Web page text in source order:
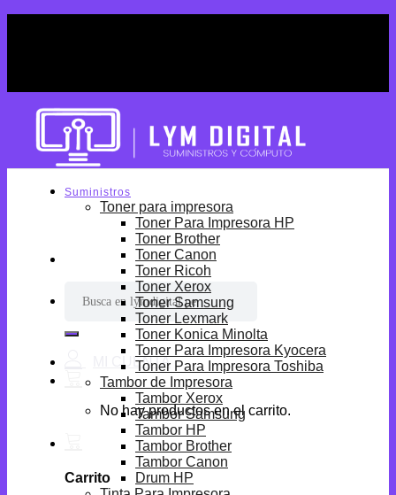
por:
No hay productos en el carrito.
Carrito
Suministros
Toner para impresora
Toner Para Impresora HP
Toner Brother
Toner Canon
Toner Ricoh
Toner Xerox
Toner Samsung
Toner Lexmark
Toner Konica Minolta
Toner Para Impresora Kyocera
Toner Para Impresora Toshiba
Tambor de Impresora
Tambor Xerox
Tambor Samsung
Tambor HP
Tambor Brother
Tambor Canon
Drum HP